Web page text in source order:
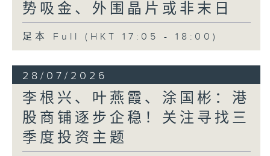
势吸金、外围晶片或非末日
足本 Full (HKT 17:05 - 18:00)
28/07/2026
李根兴、叶燕霞、涂国彬：港
股商铺逐步企稳！关注寻找三
季度投资主题